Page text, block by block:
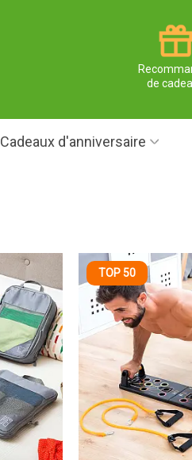
de
Cadeaux d'anniversaire
TOP 50